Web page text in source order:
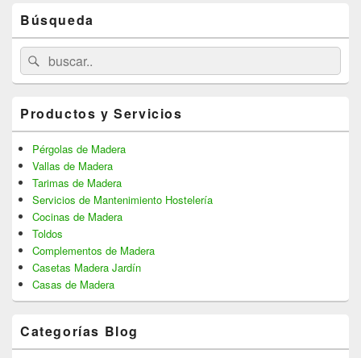
artículos
Sidebar
Widget
Area
Búsqueda
Search
for:
Search
Productos y Servicios
Pérgolas de Madera
Vallas de Madera
Tarimas de Madera
Servicios de Mantenimiento Hostelería
Cocinas de Madera
Toldos
Complementos de Madera
Casetas Madera Jardín
Casas de Madera
Categorías Blog